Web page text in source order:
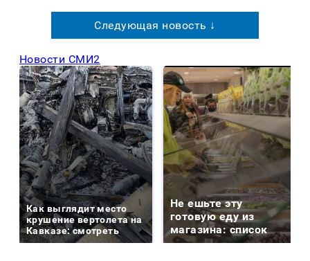
Следующая новость ↓
Новости СМИ2
Как выглядит место
крушение вертолета на
Кавказе: смотреть
Не ешьте эту
готовую еду из
магазина: список